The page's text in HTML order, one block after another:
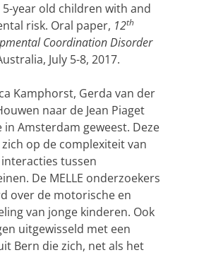
year old children with and
risk. Oral paper, 12th
Coordination Disorder
July 5-8, 2017.
Kamphorst, Gerda van der
naar de Jean Piaget
Amsterdam geweest. Deze
op de complexiteit van
tussen
De MELLE onderzoekers
over de motorische en
van jonge kinderen. Ook
uitgewisseld met een
Bern die zich, net als het